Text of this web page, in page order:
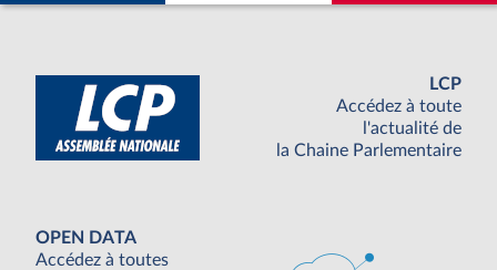
LCP
Accédez à toute
l'actualité de
la Chaine Parlementaire
OPEN DATA
Accédez à toutes